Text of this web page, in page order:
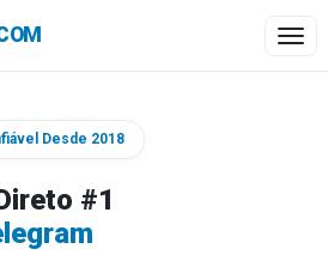
Desde 2018
#1